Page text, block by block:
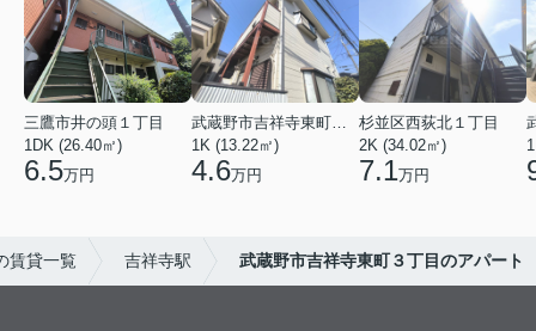
三鷹市井の頭１丁目
1DK (26.40㎡)
6.5万円
1K (13.22㎡)
4.6万円
杉並区西荻北１丁目
2K (34.02㎡)
7.1万円
賃貸一覧 吉祥寺駅 武蔵野市吉祥寺東町３丁目のアパート